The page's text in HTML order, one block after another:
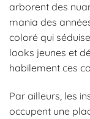
arborent des
mania des
coloré qui
looks jeunes et
habilement ces
Par ailleurs, les
occupent une